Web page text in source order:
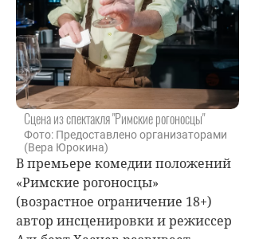
Сцена из спектакля "Римские рогоносцы"
Фото: Предоставлено организаторами
(Вера Юрокина)
В премьере комедии положений
«Римские рогоносцы»
(возрастное ограничение 18+)
автор инсценировки и режиссер